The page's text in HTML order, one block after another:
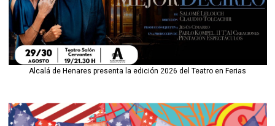
Alcalá de Henares presenta la edición 2026 del Teatro en Ferias